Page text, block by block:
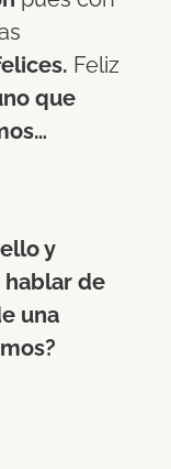
Feliz
que
y
hablar de
una